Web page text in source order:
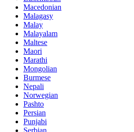
Macedonian
Malagasy
Malay
Malayalam
Maltese
Maori
Marathi
Mongolian
Burmese
Nepali
Norwegian
Pashto
Persian
Punjabi
Serbian